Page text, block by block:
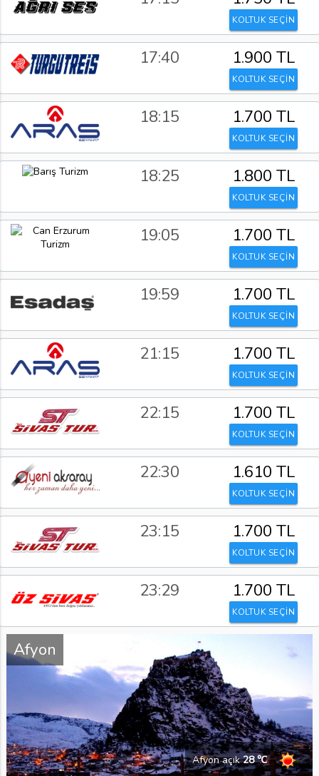
KOLTUK SEÇİN
17:40 1.900 TL
KOLTUK SEÇİN
18:15 1.700 TL
KOLTUK SEÇİN
18:25 1.800 TL
KOLTUK SEÇİN
19:05 1.700 TL
KOLTUK SEÇİN
19:59 1.700 TL
KOLTUK SEÇİN
21:15 1.700 TL
KOLTUK SEÇİN
22:15 1.700 TL
KOLTUK SEÇİN
22:30 1.610 TL
KOLTUK SEÇİN
23:15 1.700 TL
KOLTUK SEÇİN
23:29 1.700 TL
KOLTUK SEÇİN
Afyon
Afyon açık28 ℃